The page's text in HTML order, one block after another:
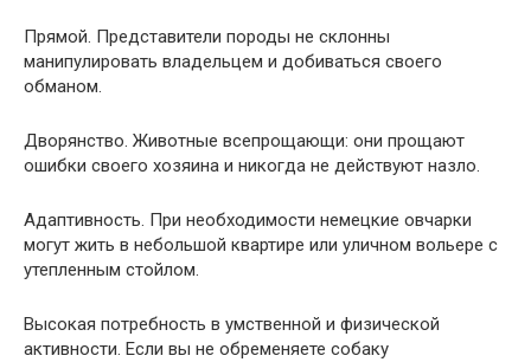
Прямой. Представители породы не склонны
манипулировать владельцем и добиваться своего
обманом.
Дворянство. Животные всепрощающи: они прощают
ошибки своего хозяина и никогда не действуют назло.
Адаптивность. При необходимости немецкие овчарки
могут жить в небольшой квартире или уличном вольере с
утепленным стойлом.
Высокая потребность в умственной и физической
активности. Если вы не обременяете собаку